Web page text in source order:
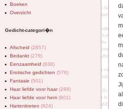
Boeken
Overzicht
Gedicht-categori�n
Afscheid (2857)
Bedankt (276)
Eenzaamheid (838)
Erotische gedichten (576)
Fantasie (501)
Haar liefde voor haar(268)
Haar liefde voor hem (601)
Hartenkreten (924)